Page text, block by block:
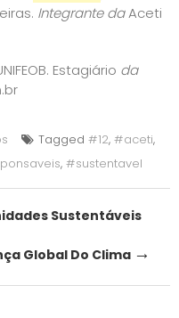
Integrante daAceti
Estagiário da
Tagged #12, #aceti,
, #sustentavel
Sustentáveis
Global Do Clima →